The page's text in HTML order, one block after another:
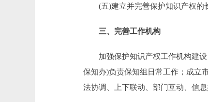
(五)建立并完善保护知识产权的
三、完善工作机构
加强保护知识产权工作机构建设
保知办)负责保知组日常工作；成立
法协调、上下联动、部门互动、信